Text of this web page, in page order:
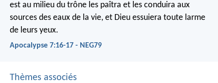
est au milieu du trône les paîtra et les conduira aux
sources des eaux de la vie, et Dieu essuiera toute larme
de leurs yeux.
Apocalypse 7:16-17 - NEG79
Thèmes associés